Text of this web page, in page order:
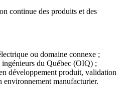
continue des produits et des
ou domaine connexe ;
ingénieurs du Québec (OIQ) ;
développement produit, validation
environnement manufacturier.